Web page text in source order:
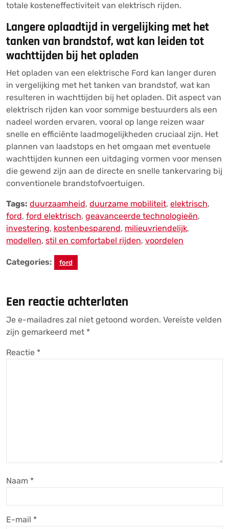
totale kosteneffectiviteit van elektrisch rijden.
Langere oplaadtijd in vergelijking met het
tanken van brandstof, wat kan leiden tot
wachttijden bij het opladen
Het opladen van een elektrische Ford kan langer duren
in vergelijking met het tanken van brandstof, wat kan
resulteren in wachttijden bij het opladen. Dit aspect van
elektrisch rijden kan voor sommige bestuurders als een
nadeel worden ervaren, vooral op lange reizen waar
snelle en efficiënte laadmogelijkheden cruciaal zijn. Het
plannen van laadstops en het omgaan met eventuele
wachttijden kunnen een uitdaging vormen voor mensen
die gewend zijn aan de directe en snelle tankervaring bij
conventionele brandstofvoertuigen.
Tags: duurzaamheid, duurzame mobiliteit, elektrisch,
ford, ford elektrisch, geavanceerde technologieën,
investering, kostenbesparend, milieuvriendelijk,
modellen, stil en comfortabel rijden, voordelen
Categories: ford
Een reactie achterlaten
Je e-mailadres zal niet getoond worden. Vereiste velden
zijn gemarkeerd met *
Reactie *
Naam *
E-mail *